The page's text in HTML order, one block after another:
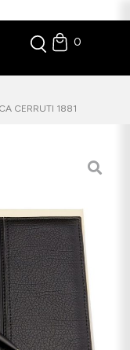
0
CERRUTI 1881